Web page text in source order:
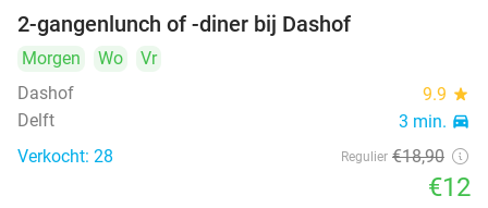
2-gangenlunch of -diner bij Dashof
Morgen Wo
Vr
Dashof
9.9 star
Delft 3 min. directions_car
Verkocht: 28 Regulier €18,90
€12